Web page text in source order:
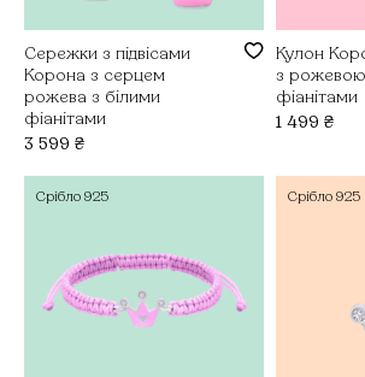
Сережки з підвісами
Корона з серцем
рожева з білими
фіанітами
3 599 ₴
Кулон
з
фіанітами
1 499 ₴
Срібло 925 Срібло 925